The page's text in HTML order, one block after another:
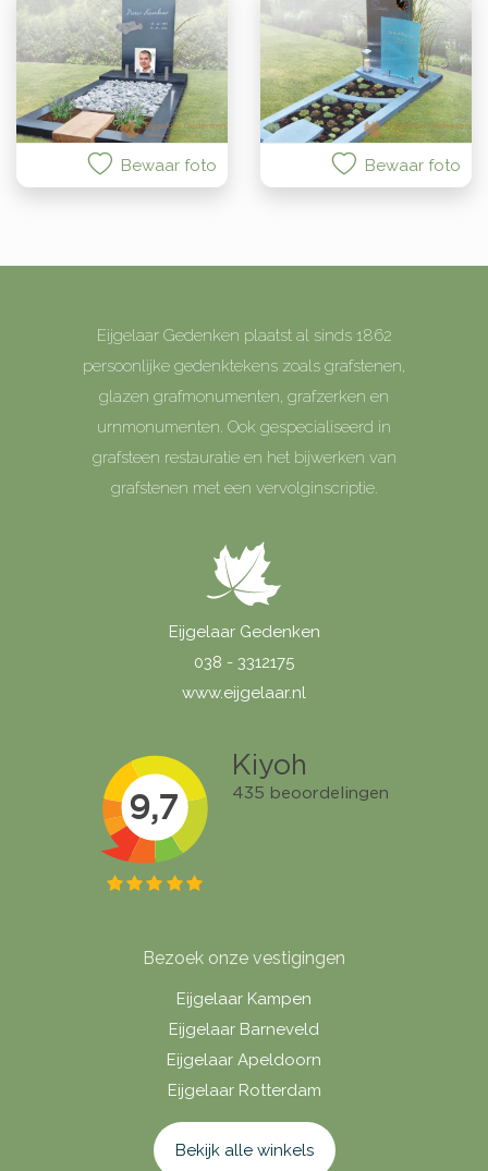
Bewaar foto Bewaar foto
Eijgelaar Gedenken plaatst al sinds 1862
persoonlijke gedenktekens zoals grafstenen,
glazen grafmonumenten, grafzerken en
urnmonumenten. Ook gespecialiseerd in
grafsteen restauratie en het bijwerken van
grafstenen met een vervolginscriptie.
Eijgelaar Gedenken
038 - 3312175
www.eijgelaar.nl
Bezoek onze vestigingen
Eijgelaar Kampen
Eijgelaar Barneveld
Eijgelaar Apeldoorn
Eijgelaar Rotterdam
Bekijk alle winkels